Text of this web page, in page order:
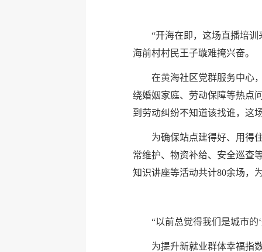
“开海在即，这场直播培
海前村村民王子璇难掩兴奋。
在黄海社区党群服务中心
绕婚姻家庭、劳动保障等热点
到劳动纠纷不知道该找谁，这
为确保站点建得好、用得
常维护、物资补给、安全巡查
知识讲座等活动共计80余场，
“以前总觉得我们是城市的
为提升新就业群体幸福指